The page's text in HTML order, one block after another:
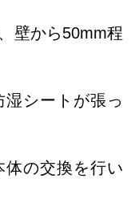
壁から50mm程
シートが張っ
体の交換を行い